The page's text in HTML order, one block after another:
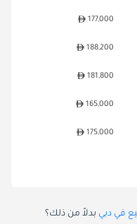
177,000
188,200
181,800
165,000
175,000
في دبي بدلاً من ذلك؟